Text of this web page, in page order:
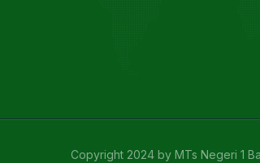
Copyright 2024 by MTs Negeri 1